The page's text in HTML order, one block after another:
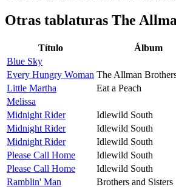
Otras tablaturas The
Título Álbum
Blue Sky
Every Hungry Woman The Allman
Little Martha
Eat a Peach
Melissa
Midnight Rider
Idlewild South
Midnight Rider
Idlewild South
Midnight Rider
Idlewild South
Please Call Home
Idlewild South
Please Call Home
Idlewild South
Ramblin' Man
Brothers and Sisters